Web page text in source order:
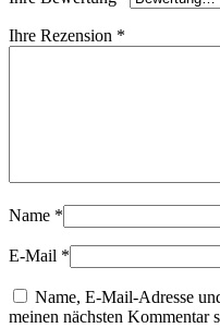
Ihre Rezension *
Name *
E-Mail *
Name, E-Mail-Adresse
meinen nächsten Kommentar